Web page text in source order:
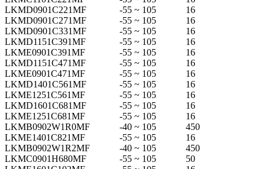
LKMD0901C221MF
-55 ~ 105
16
LKMD0901C271MF
-55 ~ 105
16
LKMD0901C331MF
-55 ~ 105
16
LKMD1151C391MF
-55 ~ 105
16
LKME0901C391MF
-55 ~ 105
16
LKMD1151C471MF
-55 ~ 105
16
LKME0901C471MF
-55 ~ 105
16
LKMD1401C561MF
-55 ~ 105
16
LKME1251C561MF
-55 ~ 105
16
LKMD1601C681MF
-55 ~ 105
16
LKME1251C681MF
-55 ~ 105
16
LKMB0902W1R0MF
-40 ~ 105
450
LKME1401C821MF
-55 ~ 105
16
LKMB0902W1R2MF
-40 ~ 105
450
LKMC0901H680MF
-55 ~ 105
50